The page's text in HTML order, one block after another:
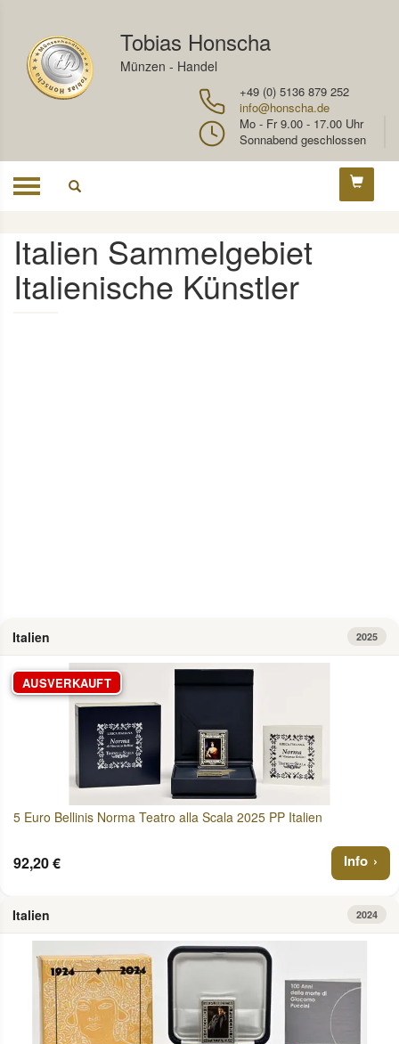
Tobias Honscha
Münzen - Handel
+49 (0) 5136 879 252
info@honscha.de
Mo - Fr 9.00 - 17.00 Uhr
Sonnabend geschlossen
Toggle
Italien Sammelgebiet
Italienische Künstler
Italien 2025
AUSVERKAUFT
5 Euro Bellinis Norma Teatro alla Scala 2025 PP Italien
92,20 € Info
Italien 2024